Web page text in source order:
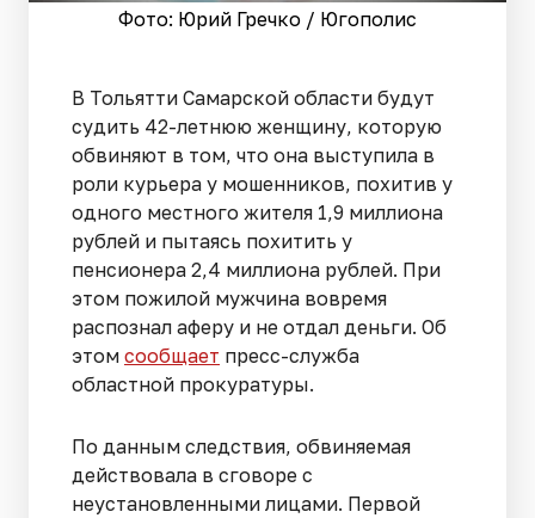
Фото: Юрий Гречко / Югополис
В Тольятти Самарской области будут
судить 42-летнюю женщину, которую
обвиняют в том, что она выступила в
роли курьера у мошенников, похитив у
одного местного жителя 1,9 миллиона
рублей и пытаясь похитить у
пенсионера 2,4 миллиона рублей. При
этом пожилой мужчина вовремя
распознал аферу и не отдал деньги. Об
этом сообщает пресс-служба
областной прокуратуры.
По данным следствия, обвиняемая
действовала в сговоре с
неустановленными лицами. Первой